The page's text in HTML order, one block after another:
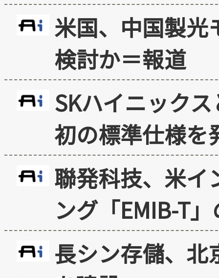
米国、中国製光
検討か＝報道
SKハイニック
初の標準仕様を
聯発科技、米イ
ング「EMIB-T
長シン存儲、北